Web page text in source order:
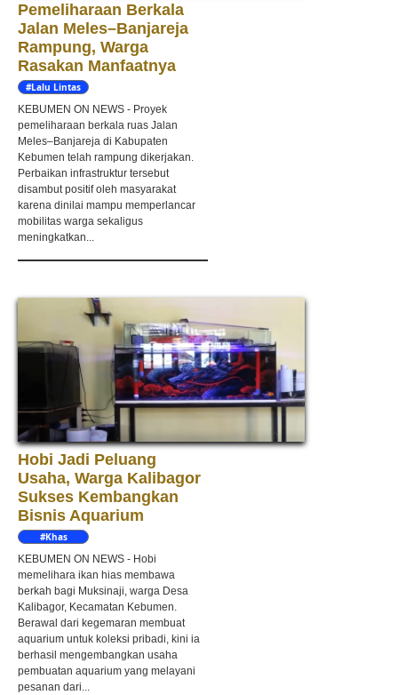
Pemeliharaan Berkala
Jalan Meles–Banjareja
Rampung, Warga
Rasakan Manfaatnya
#Lalu Lintas
KEBUMEN ON NEWS - Proyek
pemeliharaan berkala ruas Jalan
Meles–Banjareja di Kabupaten
Kebumen telah rampung dikerjakan.
Perbaikan infrastruktur tersebut
disambut positif oleh masyarakat
karena dinilai mampu memperlancar
mobilitas warga sekaligus
meningkatkan...
Hobi Jadi Peluang
Usaha, Warga Kalibagor
Sukses Kembangkan
Bisnis Aquarium
#Khas
KEBUMEN ON NEWS - Hobi
memelihara ikan hias membawa
berkah bagi Muksinaji, warga Desa
Kalibagor, Kecamatan Kebumen.
Berawal dari kegemaran membuat
aquarium untuk koleksi pribadi, kini ia
berhasil mengembangkan usaha
pembuatan aquarium yang melayani
pesanan dari...